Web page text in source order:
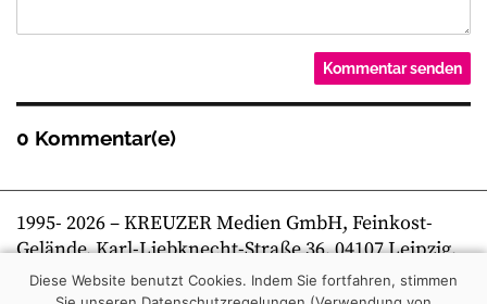
0 Kommentar(e)
1995- 2026– KREUZER Medien GmbH, Feinkost-
Gelände, Karl-Liebknecht-Straße 36, 04107 Leipzig,
Telefon +49 341 269 80 0 | kreuzer online
Diese Website benutzt Cookies. Indem Sie fortfahren, stimmen